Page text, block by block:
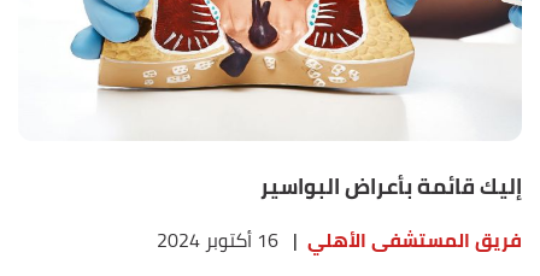
إليك قائمة بأعراض البواسير
فريق المستشفى الأهلي | 16 أكتوبر 2024